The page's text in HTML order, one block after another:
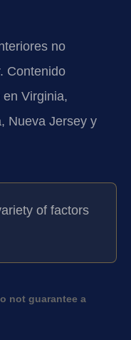
no
Contenido
Virginia,
Nueva Jersey y
of factors
not guarantee a